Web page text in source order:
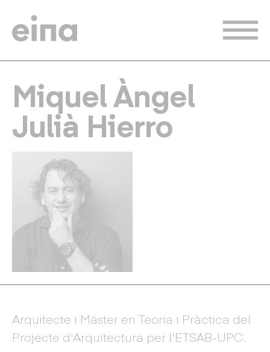
Miquel Àngel
Julià Hierro
Arquitecte i Màster en Teoria i Pràctica del
Projecte d'Arquitectura per l'ETSAB-UPC.